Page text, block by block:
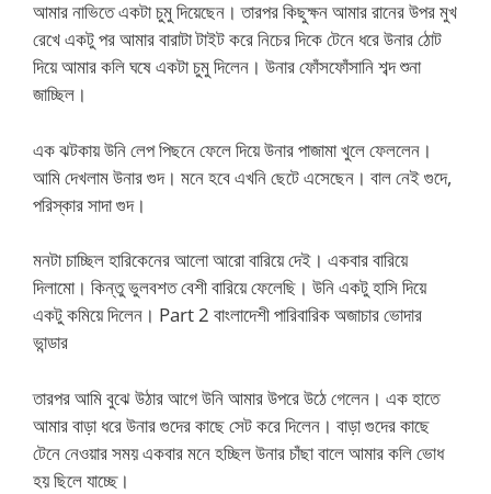
আমার নাভিতে একটা চুমু দিয়েছেন। তারপর কিছুক্ষন আমার রানের উপর মুখ
রেখে একটু পর আমার বারাটা টাইট করে নিচের দিকে টেনে ধরে উনার ঠোট
দিয়ে আমার কলি ঘষে একটা চুমু দিলেন। উনার ফোঁসফোঁসানি শব্দ শুনা
জাচ্ছিল।
এক ঝটকায় উনি লেপ পিছনে ফেলে দিয়ে উনার পাজামা খুলে ফেললেন।
আমি দেখলাম উনার গুদ। মনে হবে এখনি ছেটে এসেছেন। বাল নেই গুদে,
পরিস্কার সাদা গুদ।
মনটা চাচ্ছিল হারিকেনের আলো আরো বারিয়ে দেই। একবার বারিয়ে
দিলামো। কিন্তু ভুলবশত বেশী বারিয়ে ফেলেছি। উনি একটু হাসি দিয়ে
একটু কমিয়ে দিলেন। Part 2 বাংলাদেশী পারিবারিক অজাচার ভোদার
ভান্ডার
তারপর আমি বুঝে উঠার আগে উনি আমার উপরে উঠে গেলেন। এক হাতে
আমার বাড়া ধরে উনার গুদের কাছে সেট করে দিলেন। বাড়া গুদের কাছে
টেনে নেওয়ার সময় একবার মনে হচ্ছিল উনার চাঁছা বালে আমার কলি ভোধ
হয় ছিলে যাচ্ছে।